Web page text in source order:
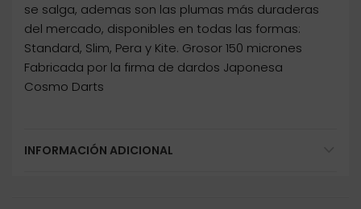
se salga, ademas son las plumas más duraderas
del mercado, disponibles en todas las formas:
Standard, Slim, Pera y Kite. Grosor 150 micrones
Fabricada por la firma de dardos Japonesa
Cosmo Darts
INFORMACIÓN ADICIONAL